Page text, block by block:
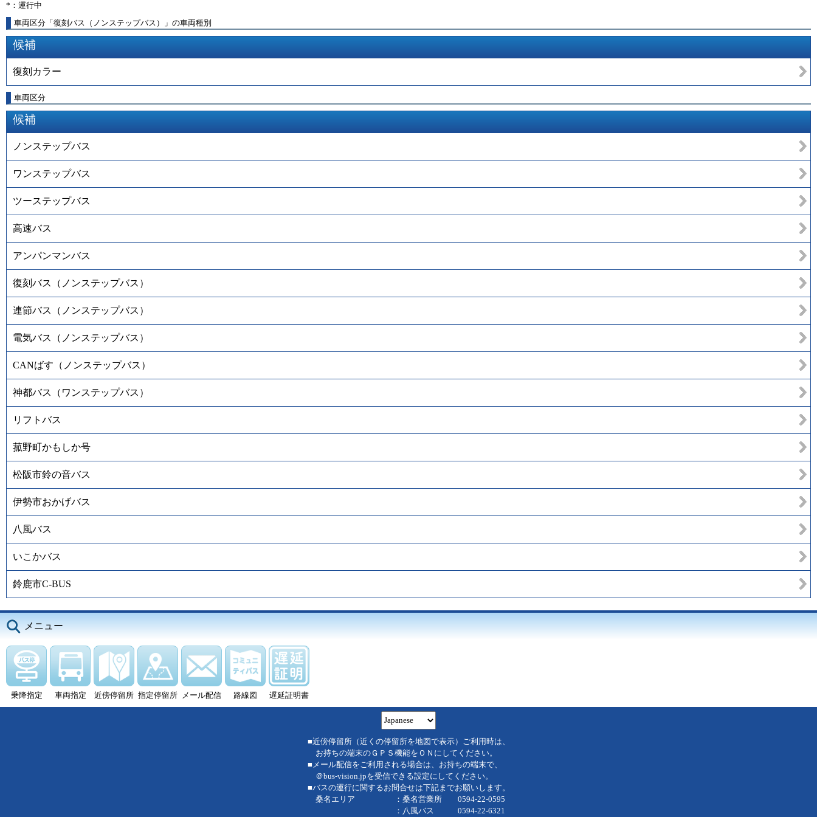
*：運行中
車両区分「復刻バス（ノンステップバス）」の車両種別
候補
復刻カラー
車両区分
候補
ノンステップバス
ワンステップバス
ツーステップバス
高速バス
アンパンマンバス
復刻バス（ノンステップバス）
連節バス（ノンステップバス）
電気バス（ノンステップバス）
CANばす（ノンステップバス）
神都バス（ワンステップバス）
リフトバス
菰野町かもしか号
松阪市鈴の音バス
伊勢市おかげバス
八風バス
いこかバス
鈴鹿市C-BUS
メニュー
乗降指定 車両指定 近傍停留所 指定停留所 メール配信 路線図 遅延証明書
■近傍停留所（近くの停留所を地図で表示）ご利用時は、
お持ちの端末のＧＰＳ機能をＯＮにしてください。
■メール配信をご利用される場合は、お持ちの端末で、
＠bus-vision.jpを受信できる設定にしてください。
■バスの運行に関するお問合せは下記までお願いします。
桑名エリア ：桑名営業所 0594-22-0595
：八風バス 0594-22-6321